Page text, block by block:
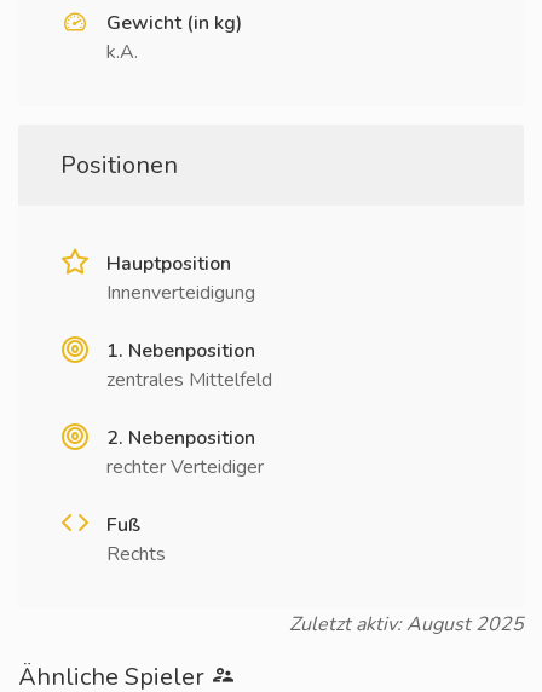
Gewicht (in kg)
k.A.
Positionen
Hauptposition
Innenverteidigung
1. Nebenposition
zentrales Mittelfeld
2. Nebenposition
rechter Verteidiger
Fuß
Rechts
Zuletzt aktiv: August 2025
Ähnliche Spieler